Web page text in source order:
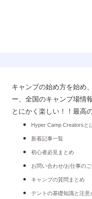
キャンプの始め方を始め
ー、全国のキャンプ場情
とにかく楽しい！！最高
Hyper Camp Creatorsと
新着記事一覧
初心者必見まとめ
お問い合わせ/お仕事の
キャンプの質問まとめ
テントの基礎知識と注意